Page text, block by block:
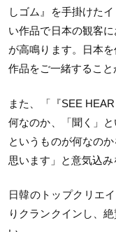
しゴム』を手掛けた
い作品で日本の観客
が高鳴ります。日本
作品をご一緒すること
また、「『SEE
何なのか、「聞く」
というものが何なの
思います」と意気込み
日韓のトップクリエ
りクランクインし、